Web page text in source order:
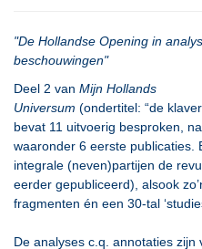
"De Hollandse Opening in
beschouwingen"
Deel 2 van Mijn Hollands
Universum (ondertitel: “de
bevat 11 uitvoerig besproken,
waaronder 6 eerste publicaties.
integrale (neven)partijen de
eerder gepubliceerd), alsook
fragmenten én een 30-tal
De analyses c.q. annotaties